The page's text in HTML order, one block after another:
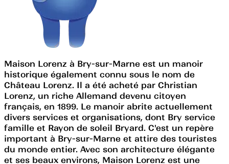
Maison Lorenz à Bry-sur-Marne est un manoir
historique également connu sous le nom de
Château Lorenz. Il a été acheté par Christian
Lorenz, un riche Allemand devenu citoyen
français, en 1899. Le manoir abrite actuellement
divers services et organisations, dont Bry service
famille et Rayon de soleil Bryard. C'est un repère
important à Bry-sur-Marne et attire des touristes
du monde entier. Avec son architecture élégante
et ses beaux environs, Maison Lorenz est une